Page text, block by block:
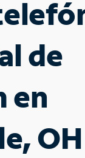
de
en
OH